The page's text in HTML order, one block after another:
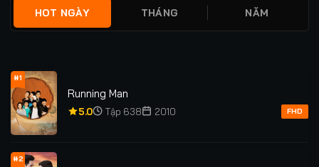
HOT NGÀY THÁNG NĂM
#1
Running Man
5.0 Tập 638 2010 FHD
#2